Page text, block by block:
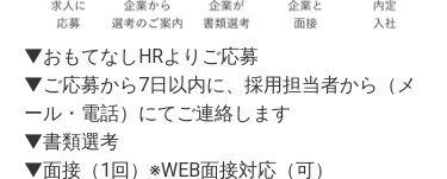
▼おもてなしHRよりご応募
▼ご応募から7日以内に、採用担当者から（メ
ール・電話）にてご連絡します
▼書類選考
▼面接（1回）※WEB面接対応（可）